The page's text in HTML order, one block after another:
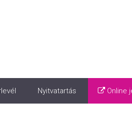
Nyitvatartás Online